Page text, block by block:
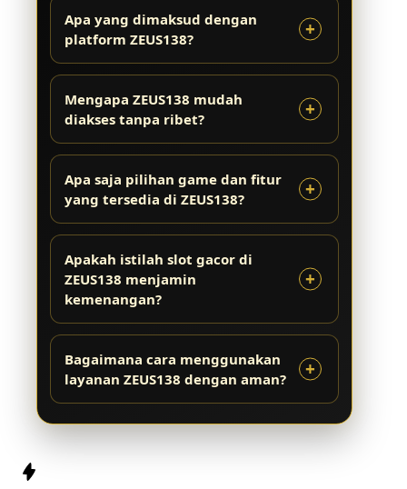
Apa yang dimaksud dengan
platform ZEUS138?
Mengapa ZEUS138 mudah
diakses tanpa ribet?
Apa saja pilihan game dan fitur
yang tersedia di ZEUS138?
Apakah istilah slot gacor di
ZEUS138 menjamin
kemenangan?
Bagaimana cara menggunakan
layanan ZEUS138 dengan aman?